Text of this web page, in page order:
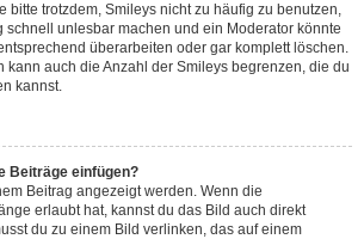
bitte trotzdem, Smileys nicht zu häufig zu benutzen,
schnell unlesbar machen und ein Moderator könnte
überarbeiten oder gar komplett löschen.
kann auch die Anzahl der Smileys begrenzen, die du
kannst.
Beiträge einfügen?
Beitrag angezeigt werden. Wenn die
erlaubt hat, kannst du das Bild auch direkt
du zu einem Bild verlinken, das auf einem